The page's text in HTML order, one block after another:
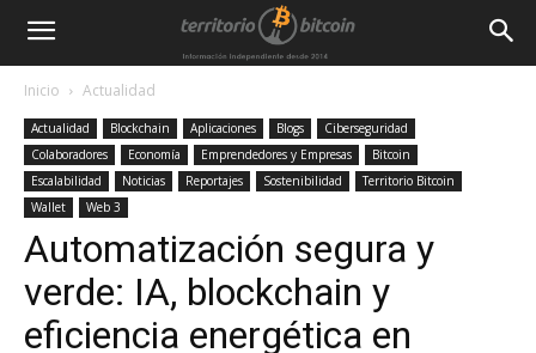
Inicio Actualidad
Actualidad Blockchain Aplicaciones Blogs
Ciberseguridad
Colaboradores
Economía Emprendedores y Empresas
Bitcoin
Escalabilidad
Noticias Reportajes Sostenibilidad
Territorio Bitcoin
Wallet
Web 3
Automatización segura y
verde: IA, blockchain y
eficiencia energética en